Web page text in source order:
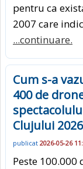
pentru ca
2007 care
...continuare.
Cum s-a
400 de
Clujului 2026
publicat 2026-05-26
Peste